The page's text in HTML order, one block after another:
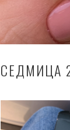
СЕДМИЦА